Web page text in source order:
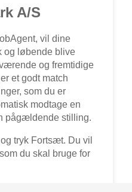
A/S
vil dine
og løbende blive
og fremtidige
et godt match
som du er
modtage en
pågældende stilling.
tryk Fortsæt. Du vil
du skal bruge for